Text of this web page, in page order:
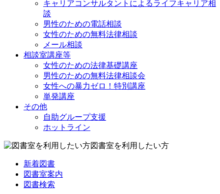
キャリアコンサルタントによるライフキャリア相
談
男性のための電話相談
女性のための無料法律相談
メール相談
相談室講座等
女性のための法律基礎講座
男性のための無料法律相談会
女性への暴力ゼロ！特別講座
単発講座
その他
自助グループ支援
ホットライン
図書室を利用したい方
新着図書
図書室案内
図書検索